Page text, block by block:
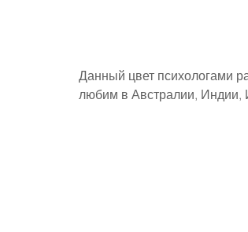
Данный цвет психологами
любим в Австралии, Индии,